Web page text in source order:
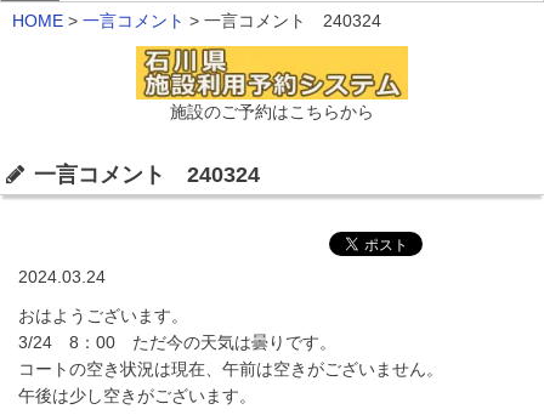
HOME > 一言コメント > 一言コメント 240324
施設のご予約はこちらから
一言コメント 240324
2024.03.24
おはようございます。
3/24 8：00 ただ今の天気は曇りです。
コートの空き状況は現在、午前は空きがございません。
午後は少し空きがございます。